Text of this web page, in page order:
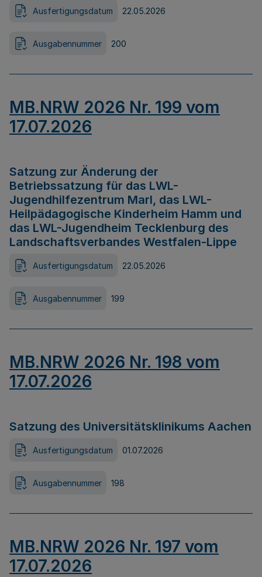
Ausfertigungsdatum 22.05.2026
Ausgabennummer 200
MB.NRW 2026 Nr. 199 vom
17.07.2026
Satzung zur Änderung der
Betriebssatzung für das LWL-
Jugendhilfezentrum Marl, das LWL-
Heilpädagogische Kinderheim Hamm und
das LWL-Jugendheim Tecklenburg des
Landschaftsverbandes Westfalen-Lippe
Ausfertigungsdatum 22.05.2026
Ausgabennummer 199
MB.NRW 2026 Nr. 198 vom
17.07.2026
Satzung des Universitätsklinikums Aachen
Ausfertigungsdatum 01.07.2026
Ausgabennummer 198
MB.NRW 2026 Nr. 197 vom
17.07.2026